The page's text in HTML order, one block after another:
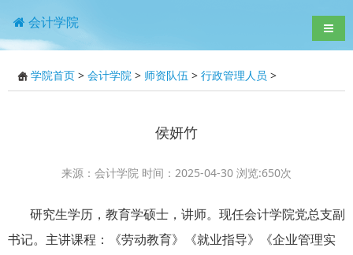
会计学院 导航
学院首页 > 会计学院 > 师资队伍 > 行政管理人员 >
侯妍竹
来源：会计学院 时间：2025-04-30 浏览:650次
研究生学历，教育学硕士，讲师。现任会计学院党总支副
书记。主讲课程：《劳动教育》《就业指导》《企业管理实